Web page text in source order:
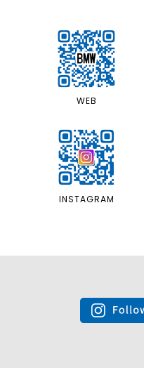
WEB
INSTAGRAM